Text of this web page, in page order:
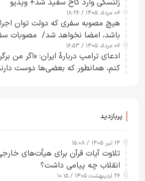
۰۶ مرداد ۱۴۰۵ / ۱۸:۲۶
هیچ مصوبه سفری که دولت توان
باشد، امضا نخواهد شد/ مصوبات
چارچوب قانون بودجه است+ عکس
۰۶ مرداد ۱۴۰۵ / ۱۶:۵۳
ادعای ترامپ دربارهٔ ایران: «اگر من
کنم، همانطور که بعضی‌ها دوست
پربازدید
۱۴ تیر ۱۴۰۵ / ۱۵:۰۸
تلاوت آیات قرآن برای هیأت‌های
انقلاب چه پیامی داشت؟
۲۶ اردیبهشت ۱۴۰۵ / ۱۰:۱۵